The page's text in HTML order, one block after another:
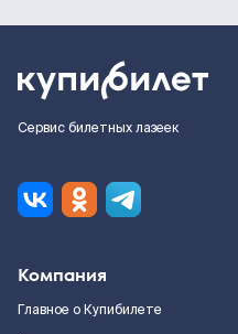
Сервис билетных лазеек
Компания
Главное о Купибилете